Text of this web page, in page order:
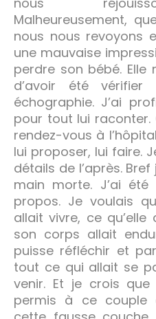
Malheureusement,
nous nous revoyons
une mauvaise
perdre son bébé.
d’avoir été
échographie. J’ai
pour tout lui
rendez-vous à
lui proposer, lui faire.
détails de l’après.
main morte. J’ai
propos. Je voulais
allait vivre, ce
son corps allait
puisse réfléchir et
tout ce qui allait se
venir. Et je crois
permis à ce couple